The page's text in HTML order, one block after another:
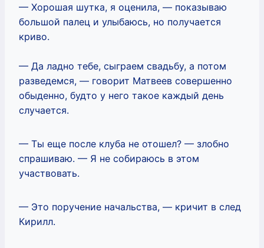
— Хорошая шутка, я оценила, — показываю
большой палец и улыбаюсь, но получается
криво.
— Да ладно тебе, сыграем свадьбу, а потом
разведемся, — говорит Матвеев совершенно
обыденно, будто у него такое каждый день
случается.
— Ты еще после клуба не отошел? — злобно
спрашиваю. — Я не собираюсь в этом
участвовать.
— Это поручение начальства, — кричит в след
Кирилл.